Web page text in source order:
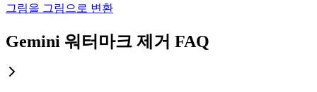
그림을 그림으로 변환
Gemini 워터마크 제거 FAQ